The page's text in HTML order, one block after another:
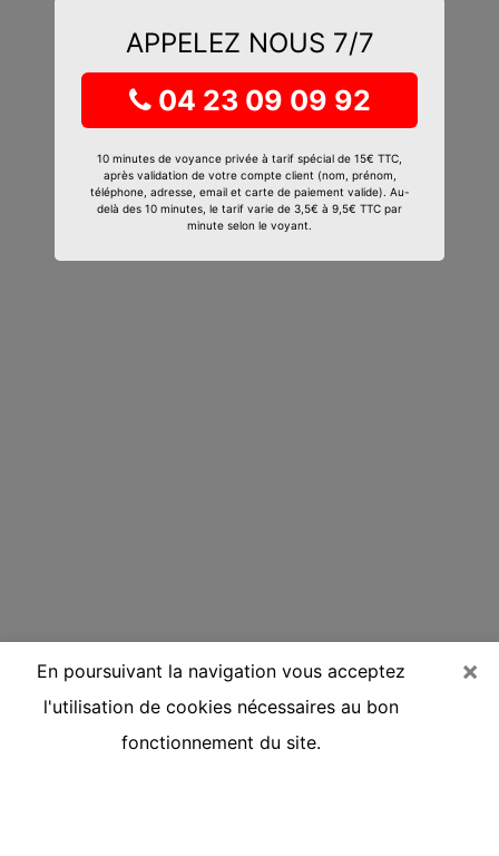
APPELEZ NOUS 7/7
04 23 09 09 92
10 minutes de voyance privée à tarif spécial de 15€ TTC,
après validation de votre compte client (nom, prénom,
téléphone, adresse, email et carte de paiement valide). Au-
delà des 10 minutes, le tarif varie de 3,5€ à 9,5€ TTC par
minute selon le voyant.
×
En poursuivant la navigation vous acceptez
l'utilisation de cookies nécessaires au bon
fonctionnement du site.